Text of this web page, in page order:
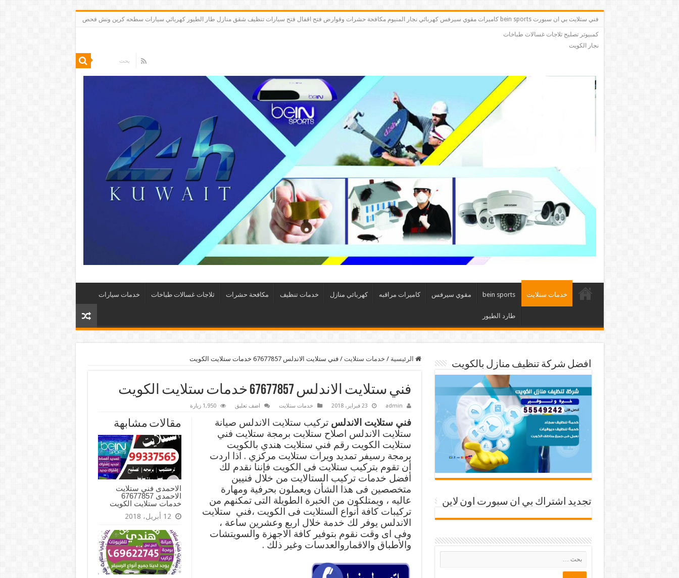
فني ستلايت بي ان سبورت bein sports كاميرات مقوي سيرفس كهربائي نجار المنيوم مكافحة حشرات وقوارض فتح اقفال فتح سيارات تنظيف شقق منازل طار الطيور كهربائي سيارات سطحه كرين ونش فحص
كمبيوتر تصليح ثلاجات غسالات طباخات
نجار الكويت
خدمات ستلايت bein sports مقوي سيرفس كاميرات مراقبه كهربائي منازل خدمات تنظيف مكافحة حشرات ثلاجات غسالات طباخات خدمات سيارات
طارد الطيور
الرئيسية / خدمات ستلايت / فني ستلايت الاندلس 67677857 خدمات ستلايت الكويت
فني ستلايت الاندلس 67677857 خدمات ستلايت الكويت
admin 23 فبراير، 2018 خدمات ستلايت اضف تعليق 1,950 زيارة
مقالات مشابهة
الاحمدى فني ستلايت
الاحمدى 67677857
خدمات ستلايت الكويت
12 أبريل، 2018
فني ستلايت الاندلس تركيب ستلايت الاندلس صيانة
ستلايت الاندلس اصلاح ستلايت برمجة ستلايت فني
ستلايت الكويت رقم فني ستلايت هندي بالكويت
برمجة رسيفر تمديد ويرات ستلايت مركزي . اذا اردت
أن تقوم بتركيب ستلايت فى الكويت فإننا نقدم لك
أفضل خدمات تركيب الستالايت من خلال فنيين
متخصصين فى هذا الشأن ويعملون بحرفية ومهارة
عاليه ، ويمتلكون من الخبرة الطويلة التى تمكنهم من
تركيبات كافة أنواع الستلايت فى الكويت ،فني ستلايت
الاندلس يوفر لك خدمة خلال اربع وعشرين ساعة ،
وفى اى وقت نقوم بتوفير كافة الاجهزة والسويتشات
والأطباق والاقماروالعدسات وغير ذلك .
افضل شركة تنظيف منازل بالكويت
تجديد اشتراك بي ان سبورت اون لاين